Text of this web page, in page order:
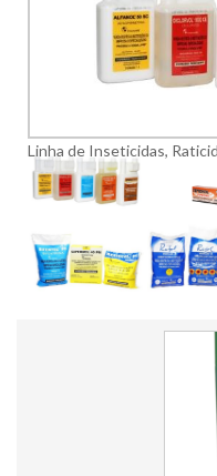
Linha de Inseticidas,